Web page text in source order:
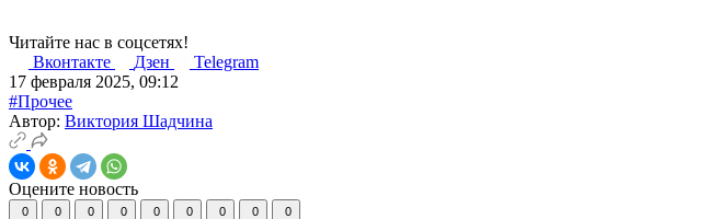
Читайте нас в соцсетях!
Вконтакте
Дзен
Telegram
17 февраля 2025, 09:12
#Прочее
Автор: Виктория Шадчина
Оцените новость
0 0 0 0 0 0 0 0 0